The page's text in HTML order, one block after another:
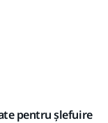
pentru șlefuire